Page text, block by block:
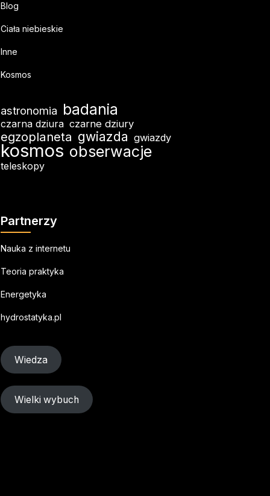
Blog
Ciała niebieskie
Inne
Kosmos
astronomia badania
czarna dziura czarne dziury
egzoplaneta gwiazda gwiazdy
kosmos obserwacje
teleskopy
Partnerzy
Nauka z internetu
Teoria praktyka
Energetyka
hydrostatyka.pl
Wiedza
Wielki wybuch